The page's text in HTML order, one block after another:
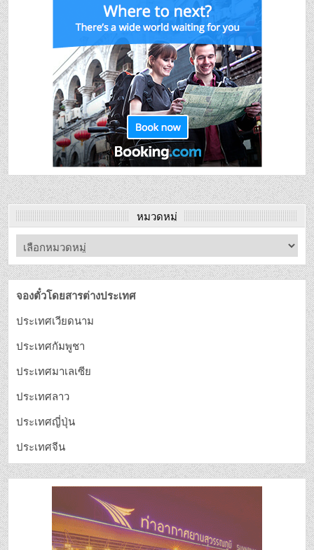
หมวดหมู่
จองตั๋วโดยสารต่างประเทศ
ประเทศเวียดนาม
ประเทศกัมพูชา
ประเทศมาเลเซีย
ประเทศลาว
ประเทศญี่ปุ่น
ประเทศจีน